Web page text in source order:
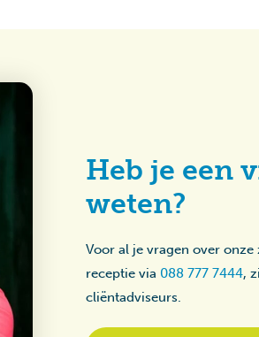
Heb je een
weten?
Voor al je vragen over
receptie via 088 777 7444,
cliëntadviseurs.